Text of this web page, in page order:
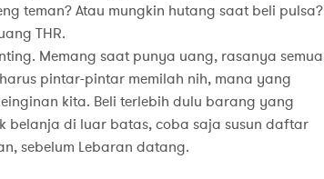
teman? Atau mungkin hutang saat beli pulsa?
THR.
Memang saat punya uang, rasanya semua
pintar-pintar memilah nih, mana yang
kita. Beli terlebih dulu barang yang
belanja di luar batas, coba saja susun daftar
sebelum Lebaran datang.